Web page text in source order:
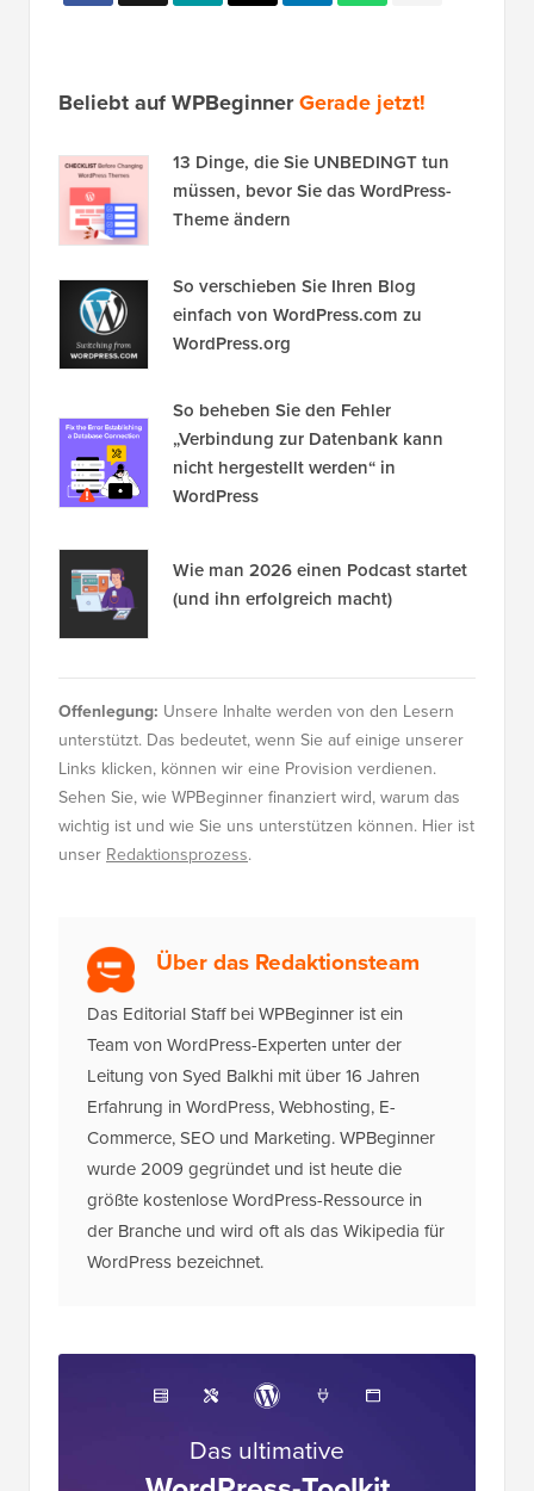
Beliebt auf WPBeginnerGerade jetzt!
13 Dinge, die Sie UNBEDINGT tun
müssen, bevor Sie das WordPress-
Theme ändern
So verschieben Sie Ihren Blog
einfach von WordPress.com zu
WordPress.org
So beheben Sie den Fehler
„Verbindung zur Datenbank kann
nicht hergestellt werden“ in
WordPress
Wie man 2026 einen Podcast startet
(und ihn erfolgreich macht)
Offenlegung: Unsere Inhalte werden von den Lesern
unterstützt. Das bedeutet, wenn Sie auf einige unserer
Links klicken, können wir eine Provision verdienen.
Sehen Sie, wie WPBeginner finanziert wird, warum das
wichtig ist und wie Sie uns unterstützen können. Hier ist
unser Redaktionsprozess.
Über das Redaktionsteam
Das Editorial Staff bei WPBeginner ist ein
Team von WordPress-Experten unter der
Leitung von Syed Balkhi mit über 16 Jahren
Erfahrung in WordPress, Webhosting, E-
Commerce, SEO und Marketing. WPBeginner
wurde 2009 gegründet und ist heute die
größte kostenlose WordPress-Ressource in
der Branche und wird oft als das Wikipedia für
WordPress bezeichnet.
Das ultimative